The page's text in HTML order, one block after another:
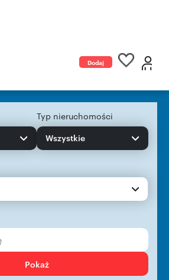
Dodaj
Typ nieruchomości
Wszystkie
Pokaż